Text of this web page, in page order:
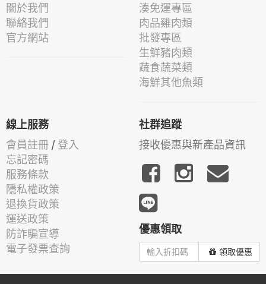
關於我們
聯絡我們
官方網站
湊免運專區
肉品雞肉類
批發專區
生鮮豬肉類
蔬食蔬菜類
海鮮其他魚類
線上服務
會員註冊 / 登入
忘記密碼
服務條款
隱私權政策
退換貨政策
運送政策
防詐騙宣導
電子發票查詢
社群追蹤
接收優惠與新產品資訊
優惠領取
領取優惠